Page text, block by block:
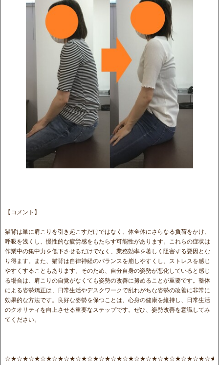
【コメント】
猫背は単に肩こりを引き起こすだけではなく、体全体にさらなる負荷をかけ、
呼吸を浅くし、慢性的な疲労感をもたらす可能性があります。これらの症状は
作業中の集中力を低下させるだけでなく、業務効率を著しく阻害する要因とな
り得ます。また、猫背は自律神経のバランスを崩しやすくし、ストレスを感じ
やすくすることもあります。そのため、自分自身の姿勢が悪化していると感じ
る場合は、肩こりの自覚がなくても姿勢の改善に努めることが重要です。整体
による姿勢矯正は、日常生活やデスクワークで乱れがちな姿勢の改善に非常に
効果的な方法です。良好な姿勢を保つことは、心身の健康を維持し、日常生活
のクオリティを向上させる重要なステップです。ぜひ、姿勢改善を意識してみ
てください。